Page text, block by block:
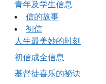
青年及学生信息
信的故事
初信
人生最美妙的时刻
初信成全信息
基督徒喜乐的祕诀